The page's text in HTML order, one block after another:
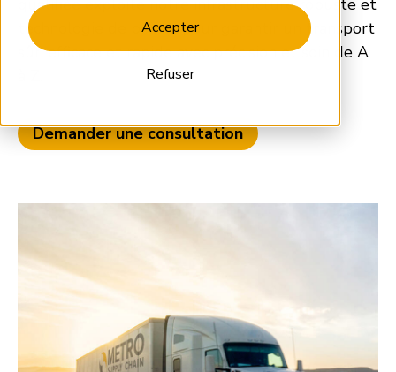
Accepter
Refuser
qualifiée exploite notre infrastructure robuste et
technologie de pointe pour garantir un transport
sûr, efficace et rapide avec précision et soin de A
Demander une consultation